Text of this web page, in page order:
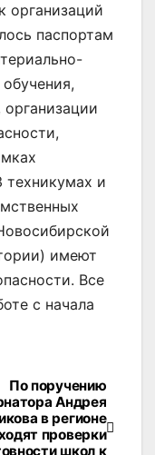
организаций
паспортам
техникумах и
имеют
Все
с начала
По поручению
Андрея
в регионе
проверки
школ к